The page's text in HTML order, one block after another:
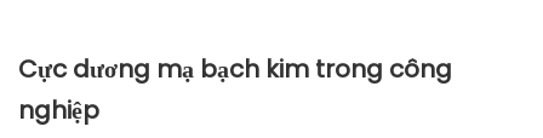
Cực dương mạ bạch kim trong công
nghiệp